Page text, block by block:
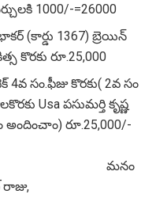
1000/-=26000
(కార్డు 1367) బ్రెయిన్
కొరకు రూ.25,000
సం.ఫీజు కొరకు( 2వ సం
Usa పసుమర్తి కృష్ణ
రూ.25,000/-
రాజు,